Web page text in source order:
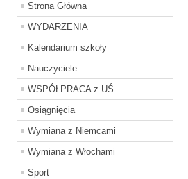
Strona Główna
WYDARZENIA
Kalendarium szkoły
Nauczyciele
WSPÓŁPRACA z UŚ
Osiągnięcia
Wymiana z Niemcami
Wymiana z Włochami
Sport